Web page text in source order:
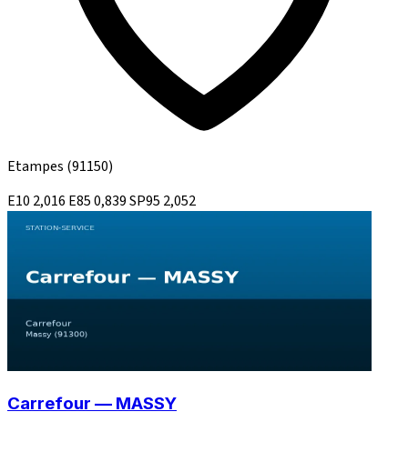
Etampes (91150)
E10 2,016 E850,839SP95 2,052
Carrefour — MASSY